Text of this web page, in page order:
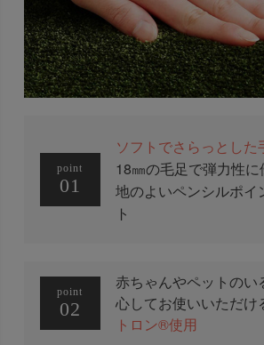
point
01
ソフトでさらっとした
18㎜の毛足で弾力性
地のよいペンシルポイ
ト
point
02
赤ちゃんやペットのい
心してお使いいただけ
トロン®使用